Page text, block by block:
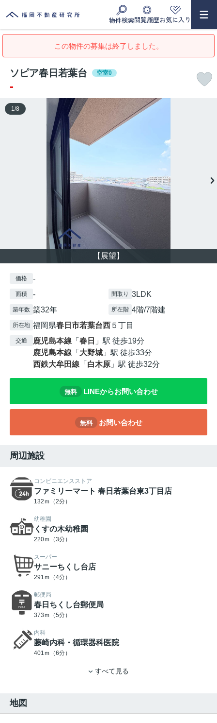
物件検索閲覧履歴お気に入り
この物件の募集は終了しました。
ソピア春日若葉台 空室0
-
【展望】
1 /8
価格 -
面積 - 間取り 3LDK
築年数 築32年 所在階 4階/7階建
所在地 福岡県春日市若葉台西 ５丁目
交通 鹿児島本線 「 春日 」駅 徒歩19分
鹿児島本線 「 大野城 」駅 徒歩33分
西鉄大牟田線 「 白木原 」駅 徒歩32分
無料 LINEからお問い合わせ
無料 お問い合わせ
周辺施設
コンビニエンスストア
ファミリーマート 春日若葉台東3丁目店
132ｍ（2分）
幼稚園
くすの木幼稚園
220ｍ（3分）
スーパー
サニーちくし台店
291ｍ（4分）
郵便局
春日ちくし台郵便局
373ｍ（5分）
内科
藤崎内科・循環器科医院
401ｍ（6分）
すべて見る
地図